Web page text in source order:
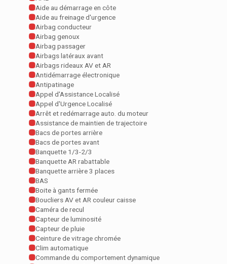
Aide au démarrage en côte
Aide au freinage d'urgence
Airbag conducteur
Airbag genoux
Airbag passager
Airbags latéraux avant
Airbags rideaux AV et AR
Antidémarrage électronique
Antipatinage
Appel d'Assistance Localisé
Appel d'Urgence Localisé
Arrêt et redémarrage auto. du moteur
Assistance de maintien de trajectoire
Bacs de portes arrière
Bacs de portes avant
Banquette 1/3-2/3
Banquette AR rabattable
Banquette arrière 3 places
BAS
Boite à gants fermée
Boucliers AV et AR couleur caisse
Caméra de recul
Capteur de luminosité
Capteur de pluie
Ceinture de vitrage chromée
Clim automatique
Commande du comportement dynamique